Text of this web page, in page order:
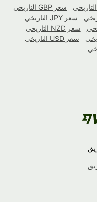
سعر GBP التاريخي
سعر JPY التاريخي
سعر NZD التاريخي
سعر USD التاريخي